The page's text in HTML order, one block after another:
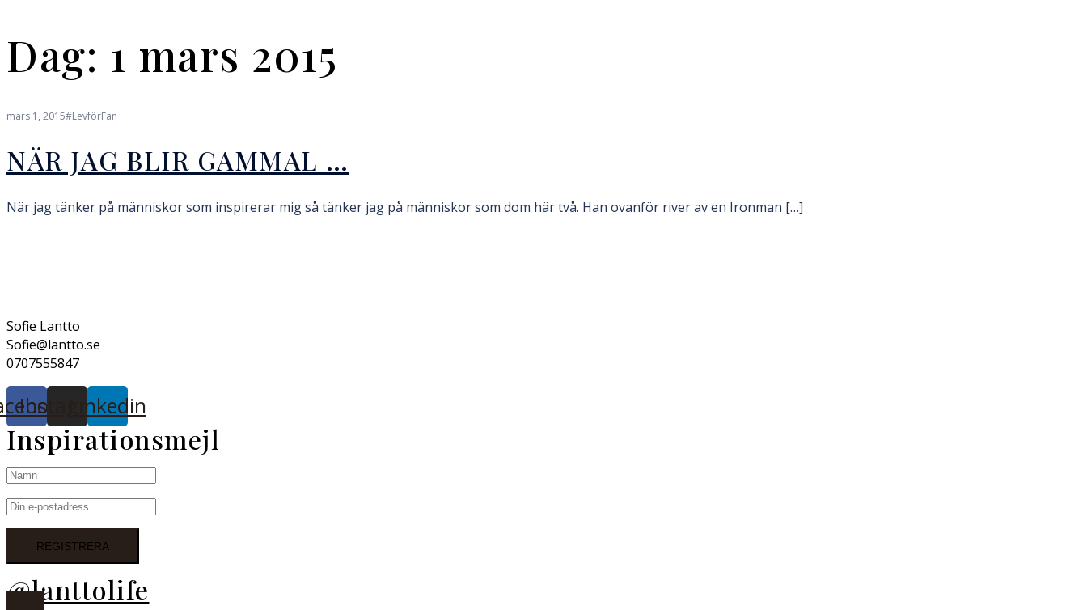
Dag: 1 mars 2015
mars 1, 2015#LevförFan
NÄR JAG BLIR GAMMAL …
När jag tänker på människor som inspirerar mig så tänker jag på människor som dom här två. Han ovanför river av en Ironman […]
Sofie Lantto
Sofie@lantto.se
0707555847
InstagramLinkedin
Inspirationsmejl
@lanttolife